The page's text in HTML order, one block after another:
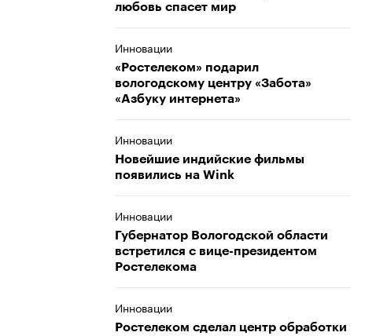
любовь спасет мир
Инновации
«Ростелеком» подарил
вологодскому центру «Забота»
«Азбуку интернета»
Инновации
Новейшие индийские фильмы
появились на Wink
Инновации
Губернатор Вологодской области
встретился с вице-президентом
Ростелекома
Инновации
Ростелеком сделал центр обработки